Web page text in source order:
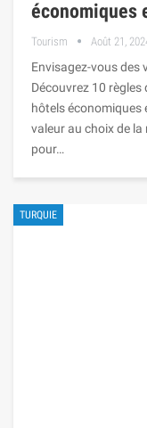
économiques
Tourism Août 21,
Envisagez-vous des
Découvrez 10
hôtels économiques
valeur au choix de
pour…
TURQUIE